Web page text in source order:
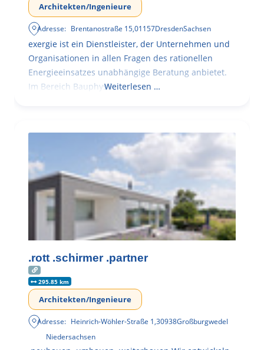
Architekten/Ingenieure
Adresse: Brentanostraße 15,01157DresdenSachsen
exergie ist ein Dienstleister, der Unternehmen und
Organisationen in allen Fragen des rationellen
Energieeinsatzes unabhängige Beratung anbietet.
Im Bereich BauphysikWeiterlesen …
.rott .schirmer .partner
295.85 km
Architekten/Ingenieure
Adresse: Heinrich-Wöhler-Straße 1,30938Großburgwedel
Niedersachsen